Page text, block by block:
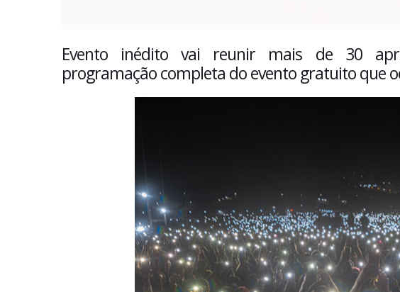
Evento inédito vai reunir mais de 30
programação completa do evento gratuito que